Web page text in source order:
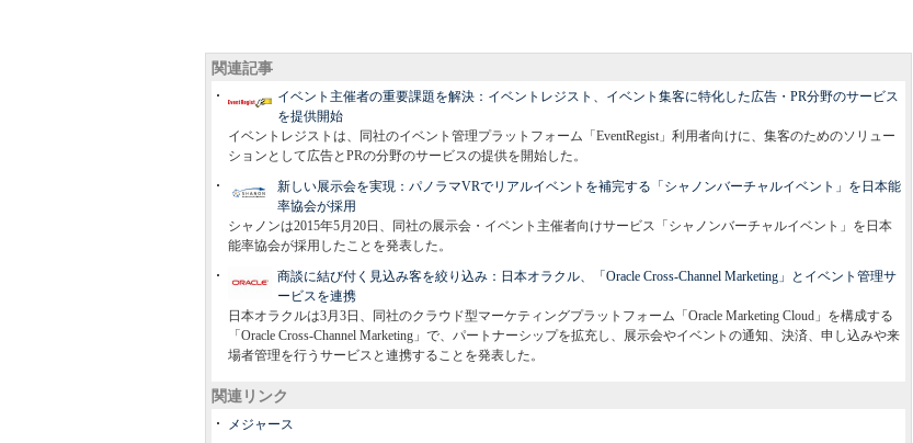
関連記事
イベント主催者の重要課題を解決：イベントレジスト、イベント集客に特化した広告・PR分野のサービス
を提供開始
イベントレジストは、同社のイベント管理プラットフォーム「EventRegist」利用者向けに、集客のためのソリュー
ションとして広告とPRの分野のサービスの提供を開始した。
新しい展示会を実現：パノラマVRでリアルイベントを補完する「シャノンバーチャルイベント」を日本能
率協会が採用
シャノンは2015年5月20日、同社の展示会・イベント主催者向けサービス「シャノンバーチャルイベント」を日本
能率協会が採用したことを発表した。
商談に結び付く見込み客を絞り込み：日本オラクル、「Oracle Cross-Channel Marketing」とイベント管理サ
ービスを連携
日本オラクルは3月3日、同社のクラウド型マーケティングプラットフォーム「Oracle Marketing Cloud」を構成する
「Oracle Cross-Channel Marketing」で、パートナーシップを拡充し、展示会やイベントの通知、決済、申し込みや来
場者管理を行うサービスと連携することを発表した。
関連リンク
メジャース